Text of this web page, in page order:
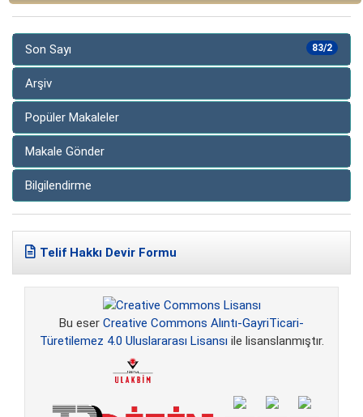
83/2
Son Sayı
Arşiv
Popüler Makaleler
Makale Gönder
Bilgilendirme
Telif Hakkı Devir Formu
Bu eser Creative Commons Alıntı-GayriTicari-
Türetilemez 4.0 Uluslararası Lisansı ile lisanslanmıştır.